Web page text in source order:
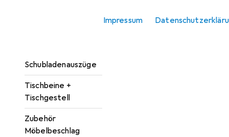
Impressum
Schubladenauszüge
Tischbeine +
Tischgestell
Zubehör
Möbelbeschlag